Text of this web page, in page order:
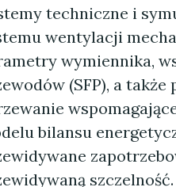
techniczne i
wentylacji
wymiennika,
(SFP), a
bilansu